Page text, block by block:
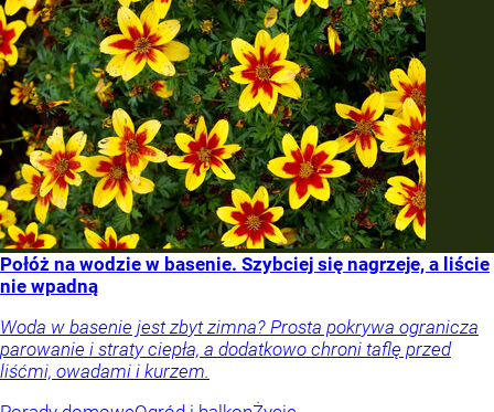
Połóż na wodzie w basenie. Szybciej się nagrzeje, a liście
nie wpadną
Woda w basenie jest zbyt zimna? Prosta pokrywa ogranicza
parowanie i straty ciepła, a dodatkowo chroni taflę przed
liśćmi, owadami i kurzem.